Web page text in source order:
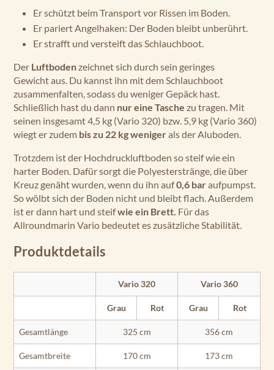
Er schützt beim Transport vor Rissen im Boden.
Er pariert Angelhaken: Der Boden bleibt unberührt.
Er strafft und versteift das Schlauchboot.
Der Luftbodenzeichnet sich durch sein geringes
Gewicht aus. Du kannst ihn mit dem Schlauchboot
zusammenfalten, sodass du weniger Gepäck hast.
Schließlich hast du dann nur eine Tasche zu tragen. Mit
seinen insgesamt 4,5 kg (Vario 320) bzw. 5,9 kg (Vario 360)
wiegt er zudem bis zu 22 kg wenigerals der Aluboden.
Trotzdem ist der Hochdruckluftboden so steif wie ein
harter Boden. Dafür sorgt die Polyesterstränge, die über
Kreuz genäht wurden, wenn du ihn auf0,6 baraufpumpst.
So wölbt sich der Boden nicht und bleibt flach. Außerdem
ist er dann hart und steifwie ein Brett. Für das
Allroundmarin Vario bedeutet es zusätzliche Stabilität.
Produktdetails
Vario 320 Vario 360
Grau Rot Grau Rot
Gesamtlänge 325 cm 356 cm
Gesamtbreite 170 cm 173 cm